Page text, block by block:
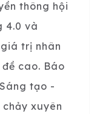
thông hội
4.0 và
trị nhân
cao. Báo
tạo -
xuyên